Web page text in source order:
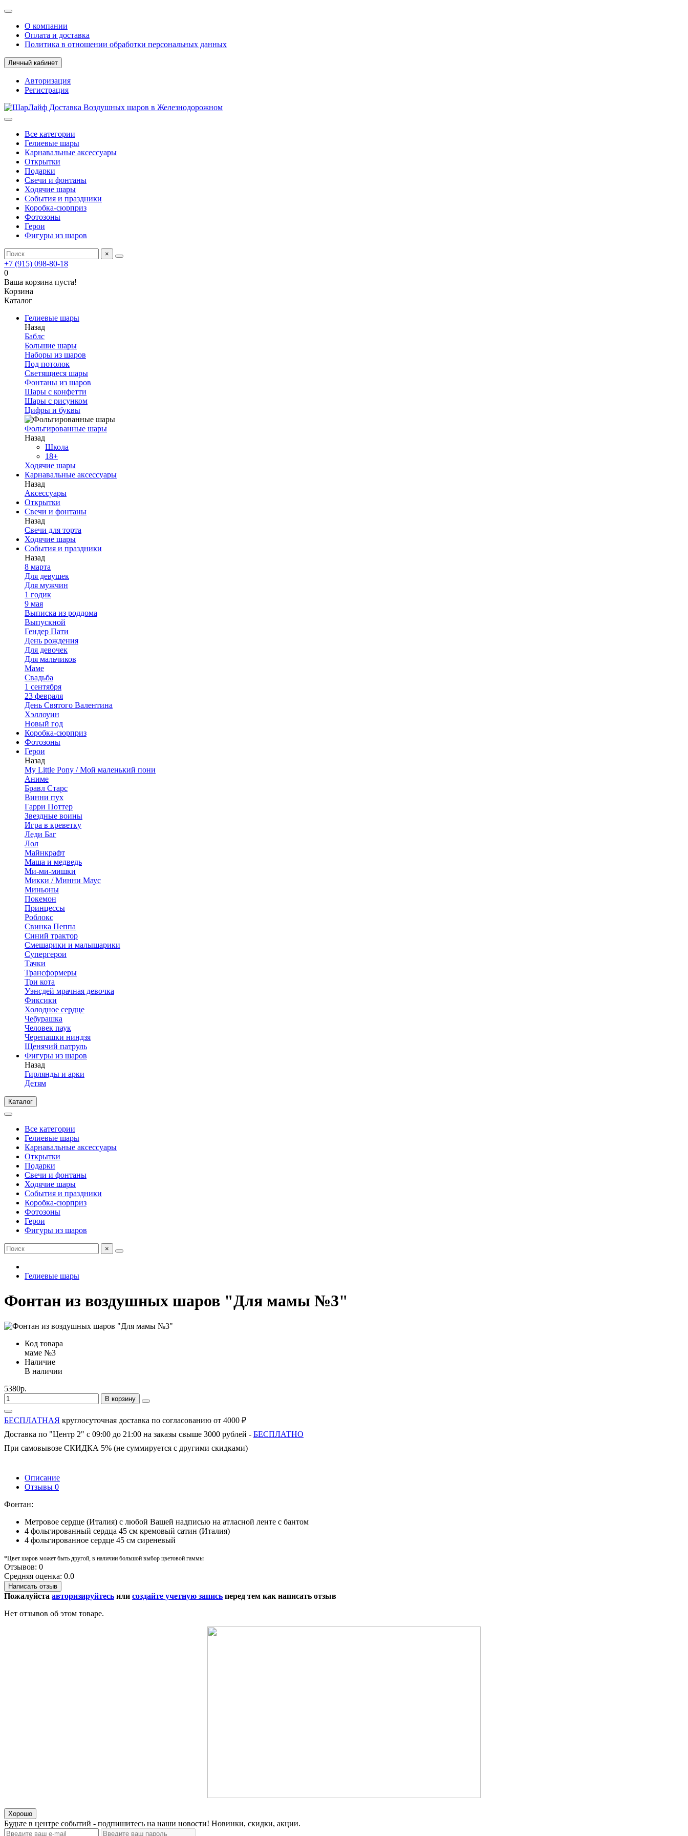
О компании
Оплата и доставка
Политика в отношении обработки персональных данных
Личный кабинет
Авторизация
Регистрация
Все категории
Гелиевые шары
Карнавальные аксессуары
Открытки
Подарки
Свечи и фонтаны
Ходячие шары
События и праздники
Коробка-сюрприз
Фотозоны
Герои
Фигуры из шаров
×
+7 (915) 098-80-18
0
Ваша корзина пуста!
Корзина
Каталог
Гелиевые шары
Назад
Баблс
Большие шары
Наборы из шаров
Под потолок
Светящиеся шары
Фонтаны из шаров
Шары с конфетти
Шары с рисунком
Цифры и буквы
Фольгированные шары
Назад
Школа
18+
Ходячие шары
Карнавальные аксессуары
Назад
Аксессуары
Открытки
Свечи и фонтаны
Назад
Свечи для торта
Ходячие шары
События и праздники
Назад
8 марта
Для девушек
Для мужчин
1 годик
9 мая
Выписка из роддома
Выпускной
Гендер Пати
День рождения
Для девочек
Для мальчиков
Маме
Свадьба
1 сентября
23 февраля
День Святого Валентина
Хэллоуин
Новый год
Коробка-сюрприз
Фотозоны
Герои
Назад
My Little Pony / Мой маленький пони
Аниме
Бравл Старс
Винни пух
Гарри Поттер
Звездные воины
Игра в креветку
Леди Баг
Лол
Майнкрафт
Маша и медведь
Ми-ми-мишки
Микки / Минни Маус
Миньоны
Покемон
Принцессы
Роблокс
Свинка Пеппа
Синий трактор
Смешарики и малышарики
Супергерои
Тачки
Трансформеры
Три кота
Уэнсдей мрачная девочка
Фиксики
Холодное сердце
Чебурашка
Человек паук
Черепашки ниндзя
Щенячий патруль
Фигуры из шаров
Назад
Гирлянды и арки
Детям
Каталог
Все категории
Гелиевые шары
Карнавальные аксессуары
Открытки
Подарки
Свечи и фонтаны
Ходячие шары
События и праздники
Коробка-сюрприз
Фотозоны
Герои
Фигуры из шаров
×
Гелиевые шары
Фонтан из воздушных шаров "Для мамы №3"
Код товара
маме №3
Наличие
В наличии
5380р.
В корзину
БЕСПЛАТНАЯ круглосуточная доставка по согласованию от 4000 ₽
Доставка по "Центр 2" с 09:00 до 21:00 на заказы свыше 3000 рублей - БЕСПЛАТНО
При самовывозе СКИДКА 5% (не суммируется с другими скидками)
Описание
Отзывы 0
Фонтан:
Метровое сердце (Италия) с любой Вашей надписью на атласной ленте с бантом
4 фольгированный сердца 45 см кремовый сатин (Италия)
4 фольгированное сердце 45 см сиреневый
*Цвет шаров может быть другой, в наличии большой выбор цветовой гаммы
Отзывов: 0
Средняя оценка: 0.0
Написать отзыв
Пожалуйста авторизируйтесь или создайте учетную запись перед тем как написать отзыв
Нет отзывов об этом товаре.
Хорошо
Будьте в центре событий - подпишитесь на наши новости! Новинки, скидки, акции.